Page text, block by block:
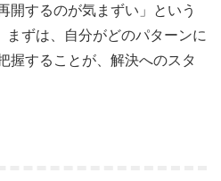
開するのが気まずい」という
ずは、自分がどのパターンに
握することが、解決へのスタ